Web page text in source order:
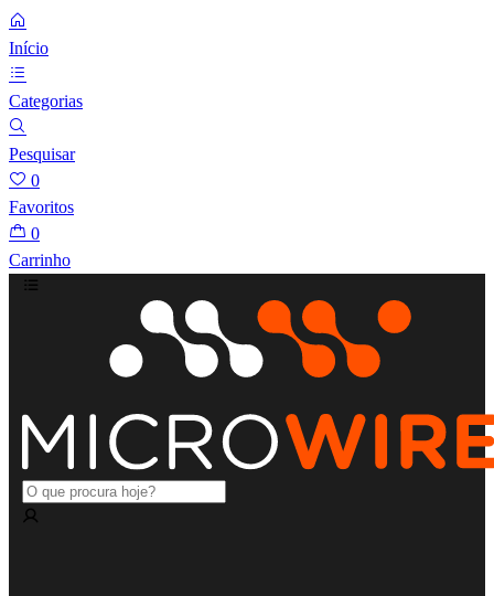
Início
Categorias
Pesquisar
0
Favoritos
0
Carrinho